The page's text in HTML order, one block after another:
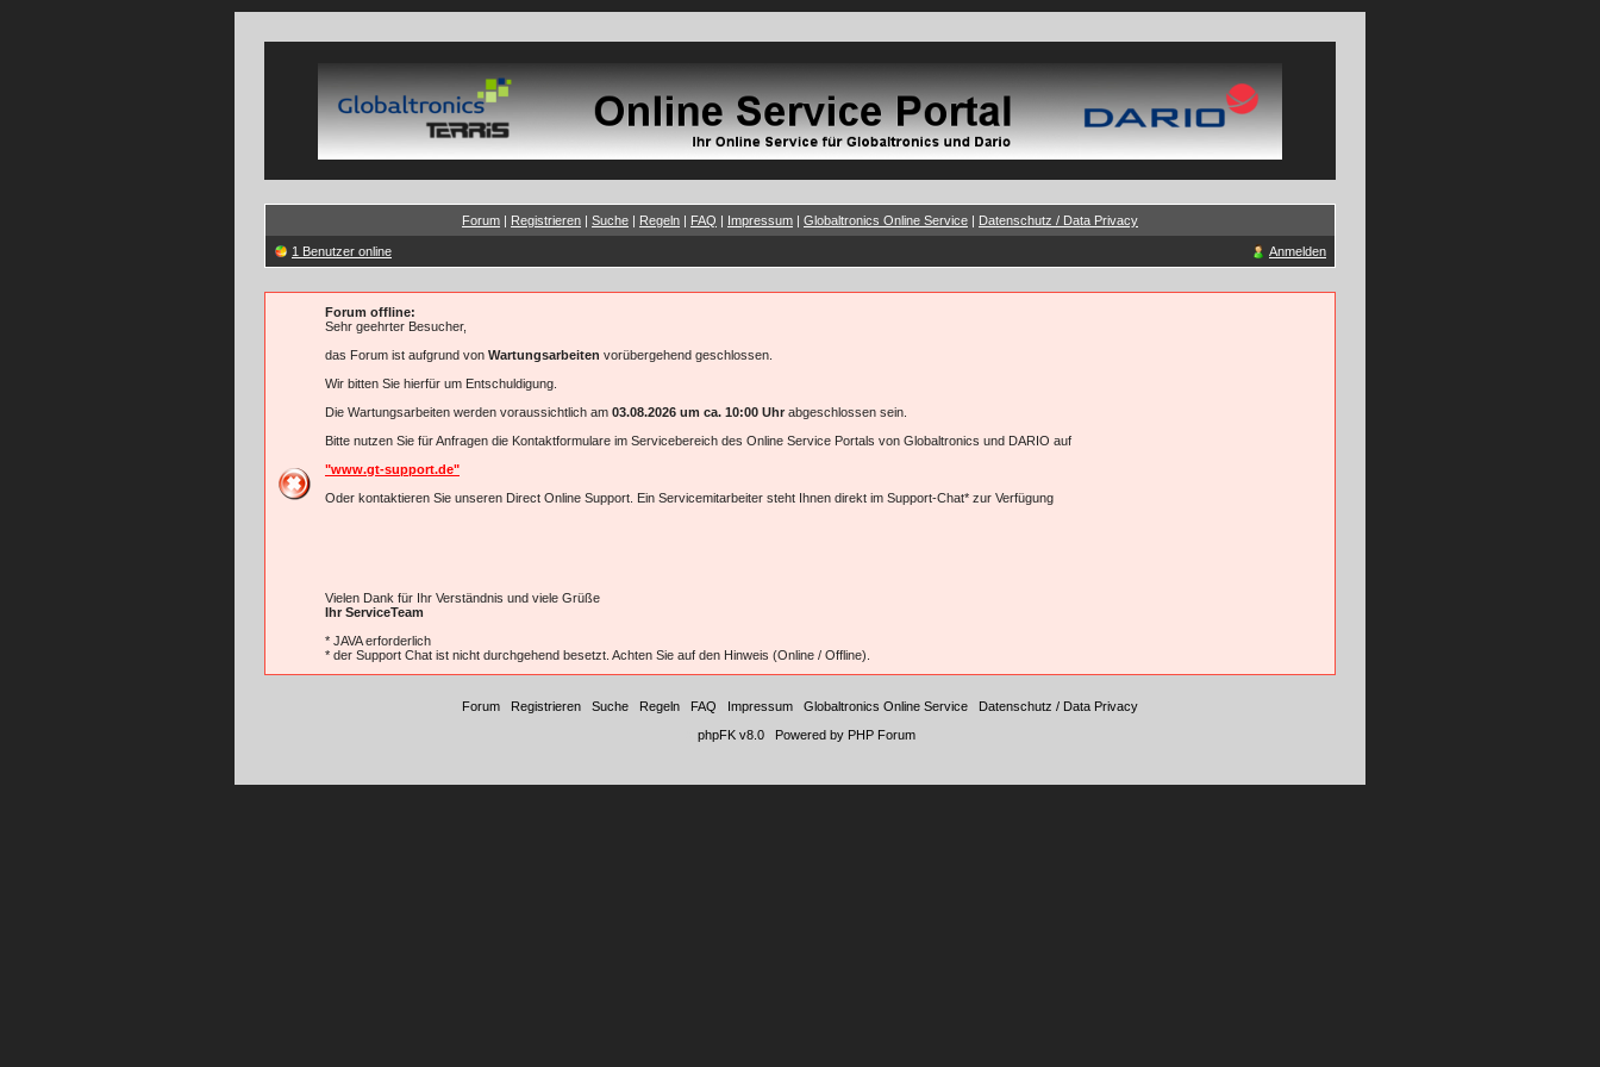
Forum | Registrieren | Suche | Regeln | FAQ | Impressum | Globaltronics Online Service | Datenschutz / Data Privacy
1 Benutzer online Anmelden
Forum offline:
Sehr geehrter Besucher,
das Forum ist aufgrund von Wartungsarbeiten vorübergehend geschlossen.
Wir bitten Sie hierfür um Entschuldigung.
Die Wartungsarbeiten werden voraussichtlich am 03.08.2026 um ca. 10:00 Uhr abgeschlossen sein.
Bitte nutzen Sie für Anfragen die Kontaktformulare im Servicebereich des Online Service Portals von Globaltronics und DARIO auf
"www.gt-support.de"
Oder kontaktieren Sie unseren Direct Online Support. Ein Servicemitarbeiter steht Ihnen direkt im Support-Chat* zur Verfügung
Vielen Dank für Ihr Verständnis und viele Grüße
Ihr ServiceTeam
* JAVA erforderlich
* der Support Chat ist nicht durchgehend besetzt. Achten Sie auf den Hinweis (Online / Offline).
Forum Registrieren Suche Regeln FAQ Impressum Globaltronics Online Service
Datenschutz / Data Privacy
phpFK v8.0 Powered by PHP Forum